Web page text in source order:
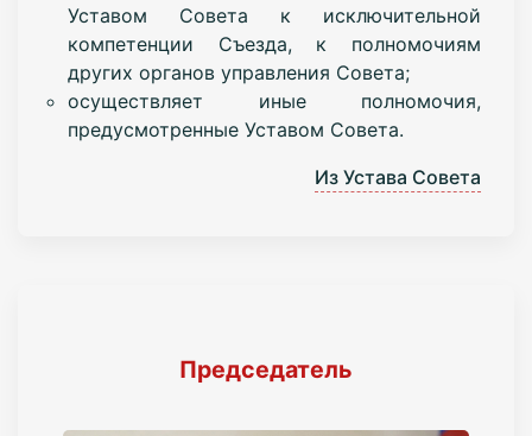
Уставом Совета к исключительной
компетенции Съезда, к полномочиям
других органов управления Совета;
осуществляет иные полномочия,
предусмотренные Уставом Совета.
Из Устава Совета
Председатель